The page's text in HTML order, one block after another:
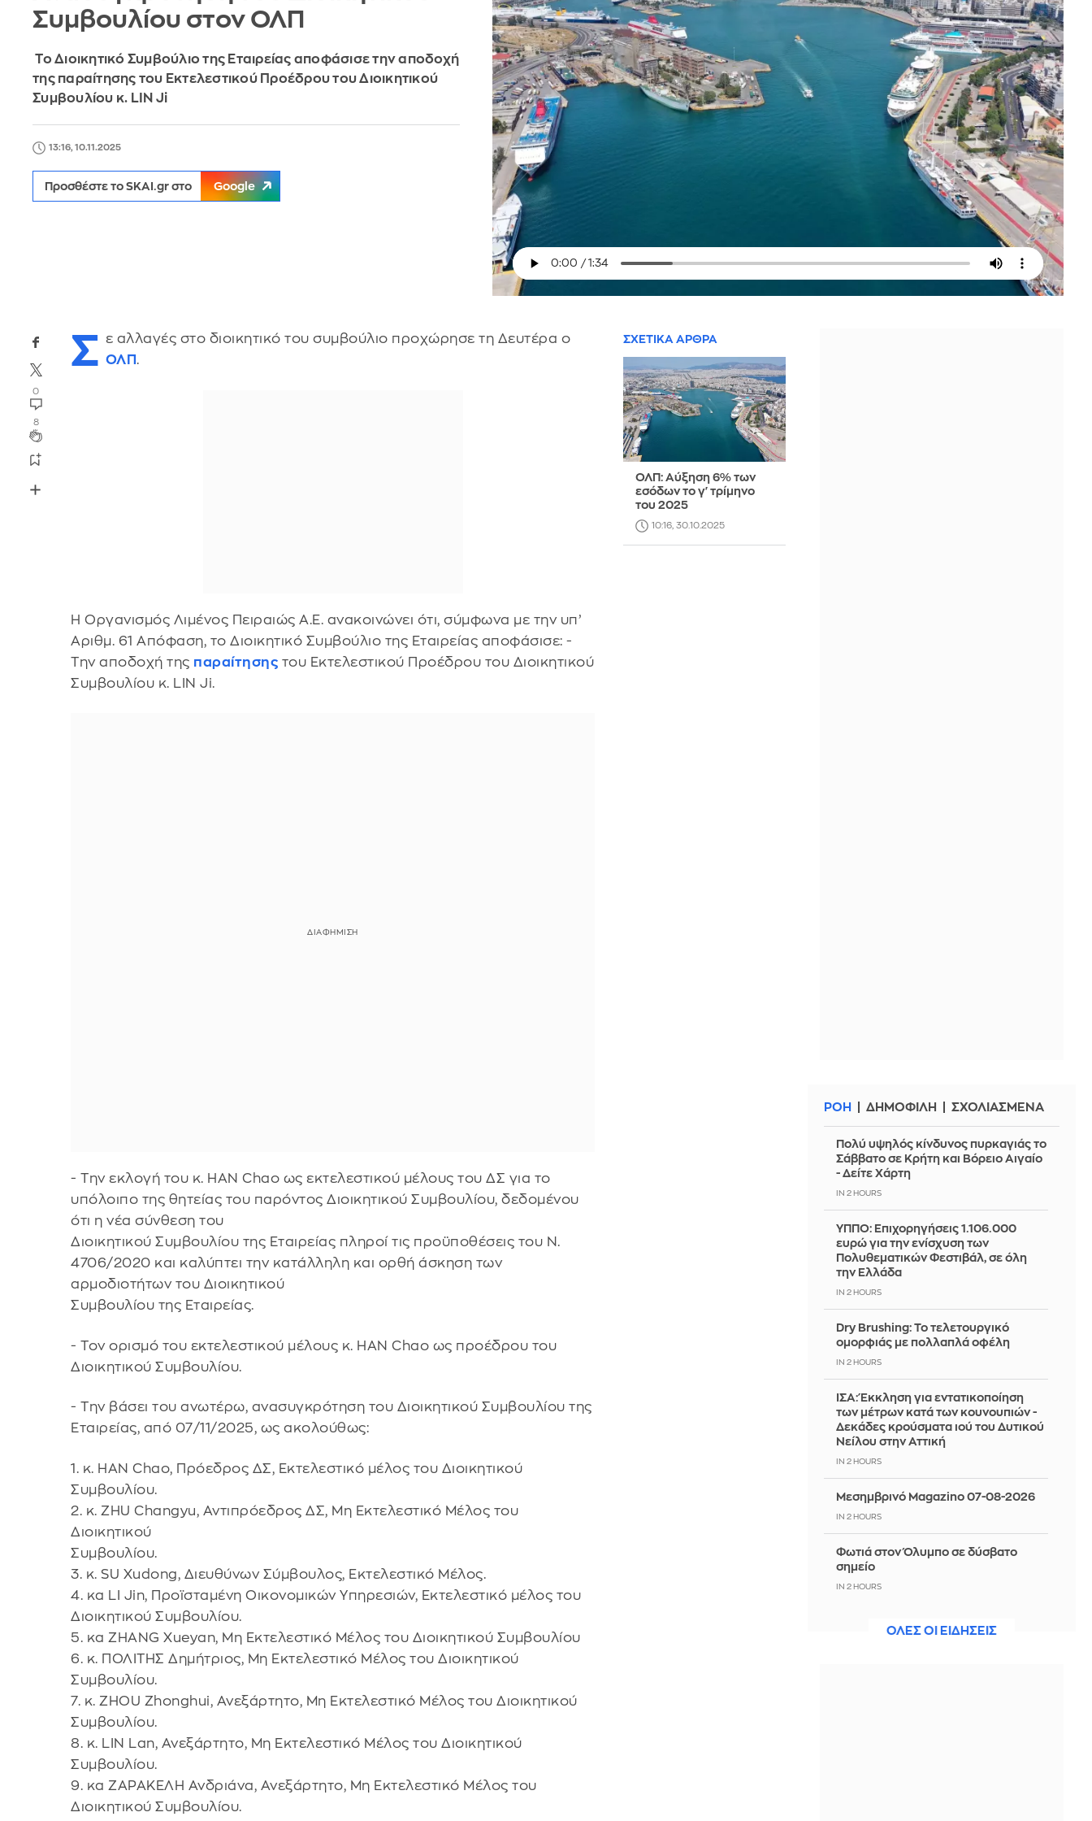
Συμβουλίου στον ΟΛΠ
Το Διοικητικό Συμβούλιο της Εταιρείας αποφάσισε την αποδοχή
της παραίτησης του Εκτελεστικού Προέδρου του Διοικητικού
Συμβουλίου κ. LIN Ji
13:16, 10.11.2025
Προσθέστε το SKAI.gr στο Google
0
8
Σ ε αλλαγές στο διοικητικό του συμβούλιο προχώρησε τη Δευτέρα ο
ΟΛΠ .
H Οργανισμός Λιμένος Πειραιώς Α.Ε. ανακοινώνει ότι, σύμφωνα με την υπ’
Αριθμ. 61 Απόφαση, το Διοικητικό Συμβούλιο της Εταιρείας αποφάσισε: -
Την αποδοχή της παραίτησης του Εκτελεστικού Προέδρου του Διοικητικού
Συμβουλίου κ. LIN Ji.
- Την εκλογή του κ. HAN Chao ως εκτελεστικού μέλους του ΔΣ για το
υπόλοιπο της θητείας του παρόντος Διοικητικού Συμβουλίου, δεδομένου
ότι η νέα σύνθεση του
Διοικητικού Συμβουλίου της Εταιρείας πληροί τις προϋποθέσεις του Ν.
4706/2020 και καλύπτει την κατάλληλη και ορθή άσκηση των
αρμοδιοτήτων του Διοικητικού
Συμβουλίου της Εταιρείας.
- Τον ορισμό του εκτελεστικού μέλους κ. HAN Chao ως προέδρου του
Διοικητικού Συμβουλίου.
- Την βάσει του ανωτέρω, ανασυγκρότηση του Διοικητικού Συμβουλίου της
Εταιρείας, από 07/11/2025, ως ακολούθως:
1. κ. HAN Chao, Πρόεδρος ΔΣ, Εκτελεστικό μέλος του Διοικητικού
Συμβουλίου.
2. κ. ZHU Changyu, Αντιπρόεδρος ΔΣ, Μη Εκτελεστικό Μέλος του
Διοικητικού
Συμβουλίου.
3. κ. SU Xudong, Διευθύνων Σύμβουλος, Εκτελεστικό Μέλος.
4. κα LI Jin, Προϊσταμένη Οικονομικών Υπηρεσιών, Εκτελεστικό μέλος του
Διοικητικού Συμβουλίου.
5. κα ZHANG Xueyan, Μη Εκτελεστικό Μέλος του Διοικητικού Συμβουλίου
6. κ. ΠΟΛΙΤΗΣ Δημήτριος, Μη Εκτελεστικό Μέλος του Διοικητικού
Συμβουλίου.
7. κ. ZHOU Zhonghui, Ανεξάρτητο, Μη Εκτελεστικό Μέλος του Διοικητικού
Συμβουλίου.
8. κ. LIN Lan, Ανεξάρτητο, Μη Εκτελεστικό Μέλος του Διοικητικού
Συμβουλίου.
9. κα ΖΑΡΑΚΕΛΗ Ανδριάνα, Ανεξάρτητο, Μη Εκτελεστικό Μέλος του
Διοικητικού Συμβουλίου.
ΣΧΕΤΙΚΑ ΑΡΘΡΑ
ΟΛΠ: Αύξηση 6% των
εσόδων το γ' τρίμηνο
του 2025
10:16, 30.10.2025
ΡΟΗ ΔΗΜΟΦΙΛΗ ΣΧΟΛΙΑΣΜΕΝΑ
Πολύ υψηλός κίνδυνος πυρκαγιάς το
Σάββατο σε Κρήτη και Βόρειο Αιγαίο
- Δείτε Χάρτη
IN 2 HOURS
ΥΠΠΟ: Επιχορηγήσεις 1.106.000
ευρώ για την ενίσχυση των
Πολυθεματικών Φεστιβάλ, σε όλη
την Ελλάδα
IN 2 HOURS
Dry Brushing: Το τελετουργικό
ομορφιάς με πολλαπλά οφέλη
IN 2 HOURS
ΙΣΑ: Έκκληση για εντατικοποίηση
των μέτρων κατά των κουνουπιών -
Δεκάδες κρούσματα ιού του Δυτικού
Νείλου στην Αττική
IN 2 HOURS
Μεσημβρινό Magazino 07-08-2026
IN 2 HOURS
Φωτιά στον Όλυμπο σε δύσβατο
σημείο
IN 2 HOURS
Φαν'τ ΣχιπΟΛΕΣ ΟΙ ΕΙΔΗΣΕΙΣ